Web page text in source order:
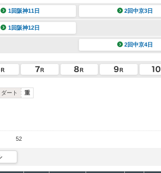
1回阪神11日 2回中京3日
1回阪神12日
2回中京4日
ダート 重
52